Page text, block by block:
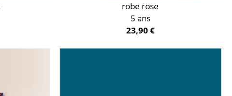
robe rose
5 ans
23,90 €